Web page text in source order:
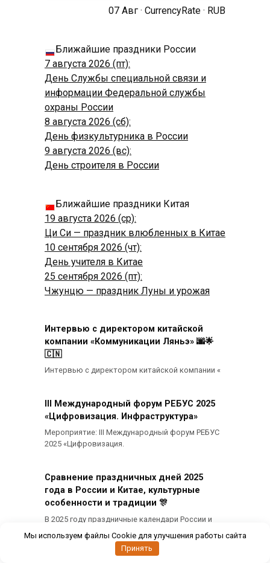
07 Авг · CurrencyRate · RUB
Ближайшие праздники России
7 августа 2026 (пт):
День Службы специальной связи и
информации Федеральной службы
охраны России
8 августа 2026 (сб):
День физкультурника в России
9 августа 2026 (вс):
День строителя в России
Ближайшие праздники Китая
19 августа 2026 (ср):
Ци Си — праздник влюбленных в Китае
10 сентября 2026 (чт):
День учителя в Китае
25 сентября 2026 (пт):
Чжунцю — праздник Луны и урожая
Интервью с директором китайской
компании «Коммуникации Ляньэ» 🌆🌟
🇨🇳
Интервью с директором китайской компании «
III Международный форум РЕБУС 2025
«Цифровизация. Инфраструктура»
Мероприятие: III Международный форум РЕБУС
2025 «Цифровизация.
Сравнение праздничных дней 2025
года в России и Китае, культурные
особенности и традиции 🎊
В 2025 году праздничные календари России и
Китая предоставляют
Мы используем файлы Cookie для улучшения работы сайта
Принять